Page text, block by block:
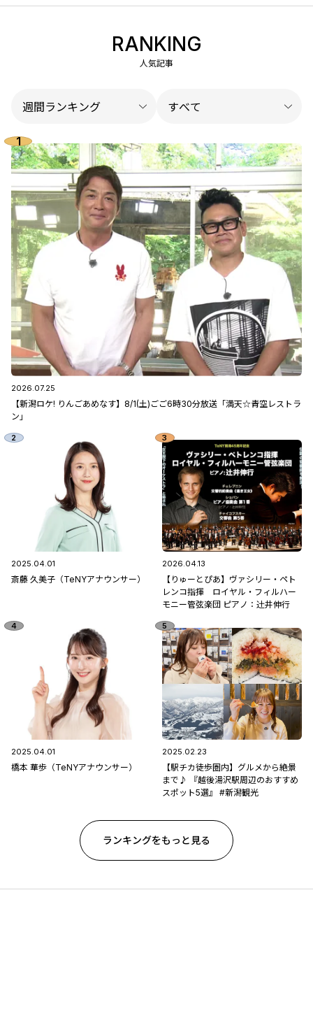
RANKING
人気記事
2026.07.25
【新潟ロケ! りんごあめなす】8/1(土)ごご6時30分放送「満天☆青空レストラ
ン」
2025.04.01
斎藤 久美子（TeNYアナウンサー）
2026.04.13
【りゅーとぴあ】ヴァシリー・ペト
レンコ指揮 ロイヤル・フィルハー
モニー管弦楽団 ピアノ：辻󠄀井伸行
2025.04.01
橋本 華歩（TeNYアナウンサー）
2025.02.23
【駅チカ徒歩圏内】グルメから絶景
まで♪ 『越後湯沢駅周辺のおすすめ
スポット5選』 #新潟観光
ランキングをもっと見る